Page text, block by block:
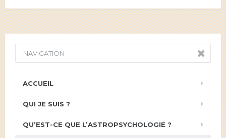
NAVIGATION
ACCUEIL
QUI JE SUIS ?
QU’EST-CE QUE L’ASTROPSYCHOLOGIE ?